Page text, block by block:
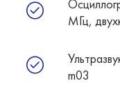
МГц,
m03